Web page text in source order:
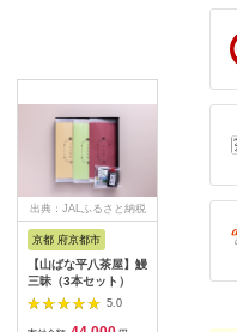
出典：JALふるさと納税
京都 府京都市
【山ばな平八茶屋】鰻
三昧（3本セット）
5.0
宮崎県
なぎの